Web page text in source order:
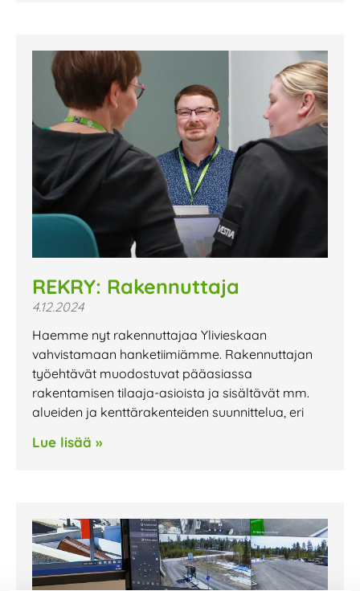
REKRY: Rakennuttaja
4.12.2024
Haemme nyt rakennuttajaa Ylivieskaan
vahvistamaan hanketiimiämme. Rakennuttajan
työehtävät muodostuvat pääasiassa
rakentamisen tilaaja-asioista ja sisältävät mm.
alueiden ja kenttärakenteiden suunnittelua, eri
Lue lisää »